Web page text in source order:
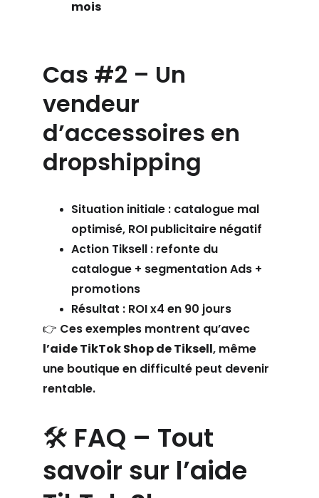
mois
Cas #2 – Un
vendeur
d’accessoires en
dropshipping
Situation initiale : catalogue mal
optimisé, ROI publicitaire négatif
Action Tiksell : refonte du
catalogue + segmentation Ads +
promotions
Résultat : ROI x4 en 90 jours
👉 Ces exemples montrent qu’avec
l’aide TikTok Shop de Tiksell, même
une boutique en difficulté peut devenir
rentable.
🛠 FAQ – Tout
savoir sur l’aide